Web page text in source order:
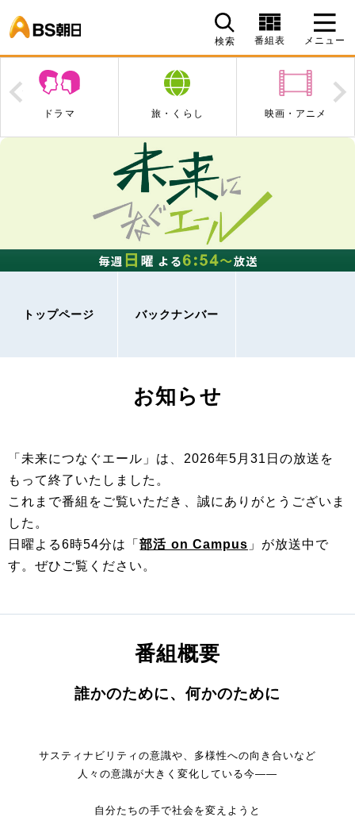
検索 番組表 メニュー
ドラマ 旅・くらし 映画・アニメ
Prev
トップページ バックナンバー
お知らせ
「未来につなぐエール」は、2026年5月31日の放送を
もって終了いたしました。
これまで番組をご覧いただき、誠にありがとうございま
した。
日曜よる6時54分は「部活 on Campus 」が放送中で
す。ぜひご覧ください。
番組概要
誰かのために、何かのために
サスティナビリティの意識や、多様性への向き合いなど
人々の意識が大きく変化している今――
自分たちの手で社会を変えようと